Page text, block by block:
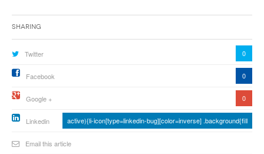
Sharing
Twitter 0
Facebook 0
Google + 0
Linkedin active){li-icon[type=linkedin-bug][color=inverse] .background{fill
Email this article